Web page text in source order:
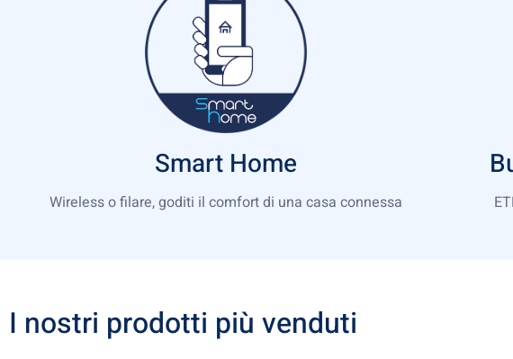
Smart Home
Wireless o filare, goditi il comfort di una casa connessa
I nostri prodotti più venduti